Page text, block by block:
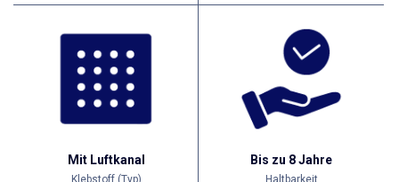
Mit Luftkanal Bis zu 8 Jahre